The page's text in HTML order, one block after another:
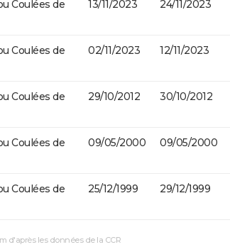
Coulées de
13/11/2023 24/11/2023
Coulées de
02/11/2023 12/11/2023
Coulées de
29/10/2012 30/10/2012
Coulées de
09/05/2000 09/05/2000
Coulées de
25/12/1999 29/12/1999
d'après les données de la CCR